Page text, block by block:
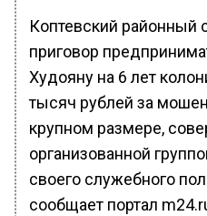
Коптевский районный
приговор
Худояну на 6 лет
тысяч рублей за
крупном размере,
организованной
своего служебного
сообщает портал